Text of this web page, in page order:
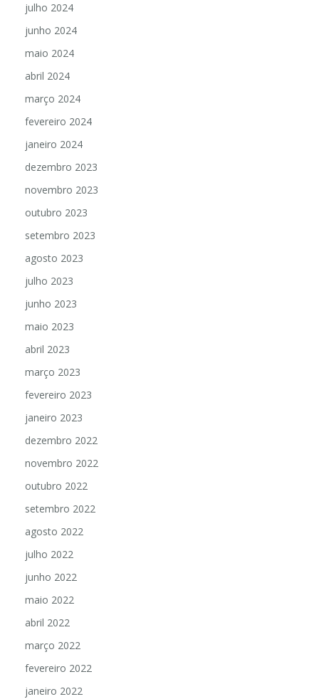
julho 2024
junho 2024
maio 2024
abril 2024
março 2024
fevereiro 2024
janeiro 2024
dezembro 2023
novembro 2023
outubro 2023
setembro 2023
agosto 2023
julho 2023
junho 2023
maio 2023
abril 2023
março 2023
fevereiro 2023
janeiro 2023
dezembro 2022
novembro 2022
outubro 2022
setembro 2022
agosto 2022
julho 2022
junho 2022
maio 2022
abril 2022
março 2022
fevereiro 2022
janeiro 2022